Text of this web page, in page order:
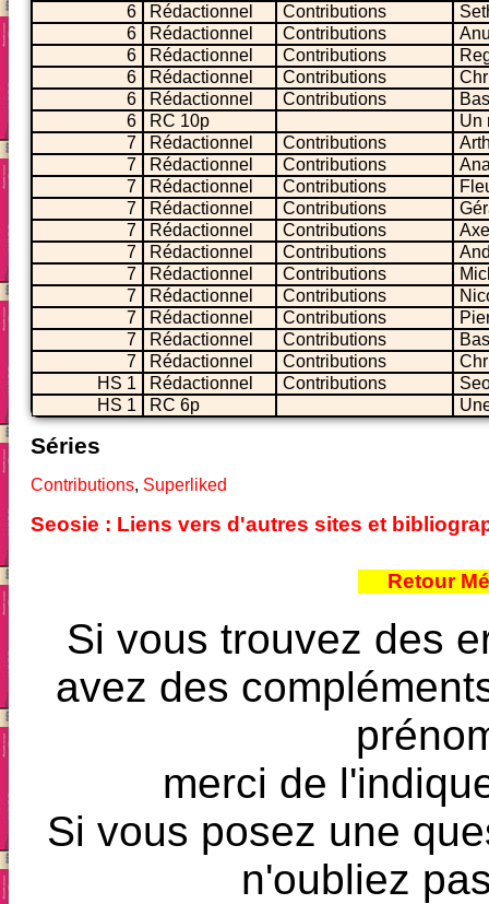
6
Rédactionnel Contributions
6
Rédactionnel Contributions
6
Rédactionnel Contributions
6
Rédactionnel Contributions
6
Rédactionnel Contributions
6
RC 10p
Un
7
Rédactionnel Contributions
7
Rédactionnel Contributions
7
Rédactionnel Contributions
7
Rédactionnel Contributions
7
Rédactionnel Contributions
7
Rédactionnel Contributions
7
Rédactionnel Contributions
7
Rédactionnel Contributions
7
Rédactionnel Contributions
7
Rédactionnel Contributions
7
Rédactionnel Contributions
HS 1
Rédactionnel Contributions
HS 1
RC 6p
Séries
Contributions, Superliked
Seosie : Liens vers d'autres sites et
Retour
Si vous trouvez des
avez des
merci de
Si vous posez une
n'oubliez